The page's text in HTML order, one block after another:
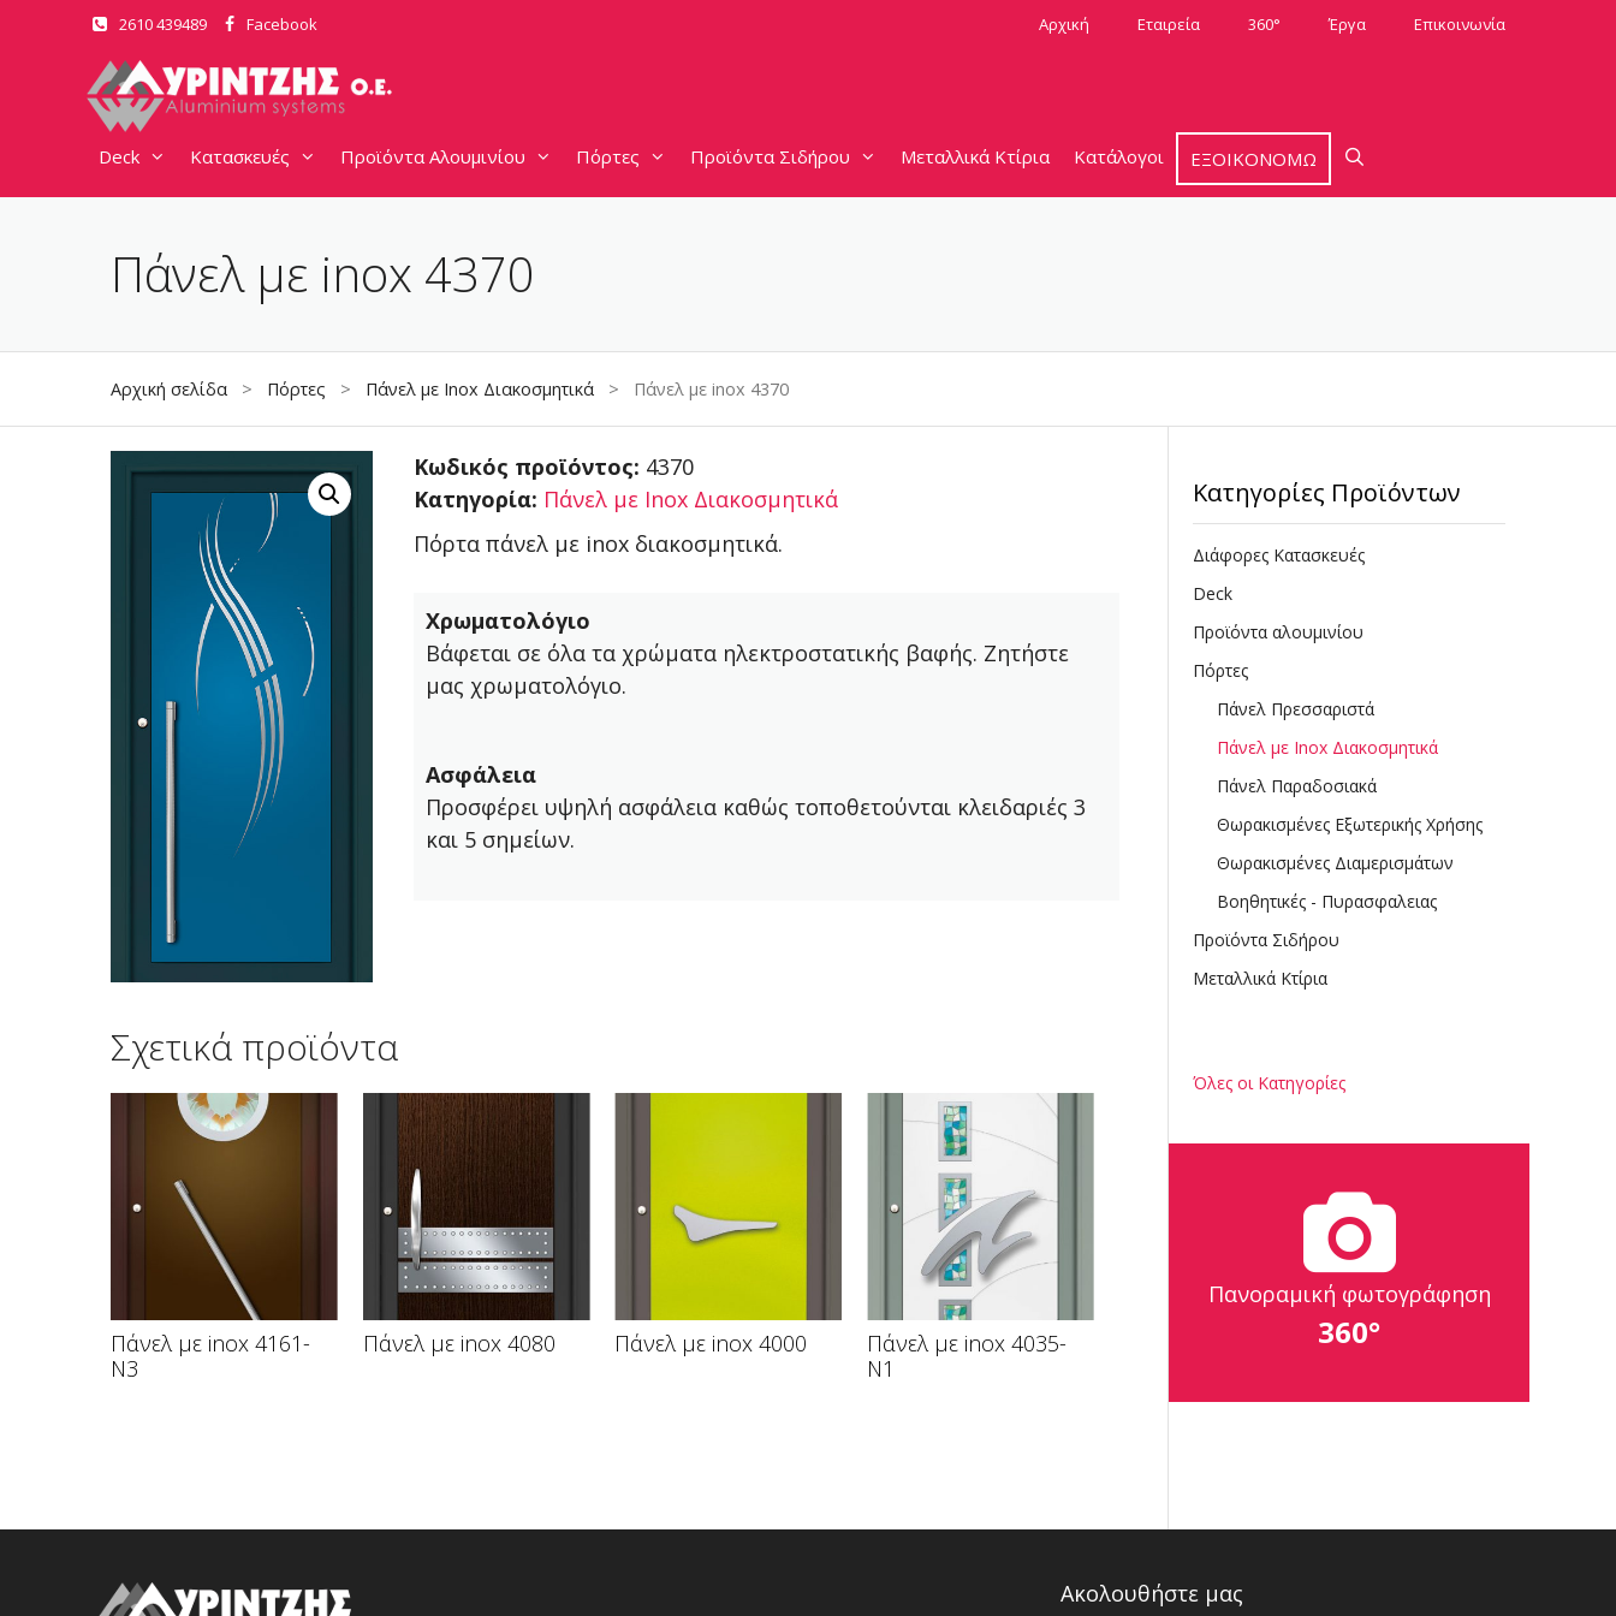
Μετάβαση
περιεχόμενο
2610 439489 Facebook Αρχική Εταιρεία 360° Έργα Επικοινωνία
Deck Κατασκευές Προϊόντα Αλουμινίου Πόρτες Προϊόντα Σιδήρου Μεταλλικά Κτίρια Κατάλογοι ΕΞΟΙΚΟΝΟΜΩ
Πάνελ με inox 4370
Αρχική σελίδα > Πόρτες > Πάνελ με Inox Διακοσμητικά > Πάνελ με inox 4370
Κωδικός προϊόντος: 4370
Κατηγορία: Πάνελ με Inox Διακοσμητικά
Πόρτα πάνελ με inox διακοσμητικά.
Χρωματολόγιο
Βάφεται σε όλα τα χρώματα ηλεκτροστατικής βαφής. Ζητήστε
μας χρωματολόγιο.
Ασφάλεια
Προσφέρει υψηλή ασφάλεια καθώς τοποθετούνται κλειδαριές 3
και 5 σημείων.
Σχετικά προϊόντα
Πάνελ με inox 4161-
N3
Πάνελ με inox 4080 Πάνελ με inox 4000
Πάνελ με inox 4035-
N1
Κατηγορίες Προϊόντων
Διάφορες Κατασκευές
Deck
Προϊόντα αλουμινίου
Πόρτες
Πάνελ Πρεσσαριστά
Πάνελ με Inox Διακοσμητικά
Πάνελ Παραδοσιακά
Θωρακισμένες Εξωτερικής Χρήσης
Θωρακισμένες Διαμερισμάτων
Βοηθητικές - Πυρασφαλειας
Προϊόντα Σιδήρου
Μεταλλικά Κτίρια
Όλες οι Κατηγορίες
Πανοραμική φωτογράφηση
360°
Ακολουθήστε μας